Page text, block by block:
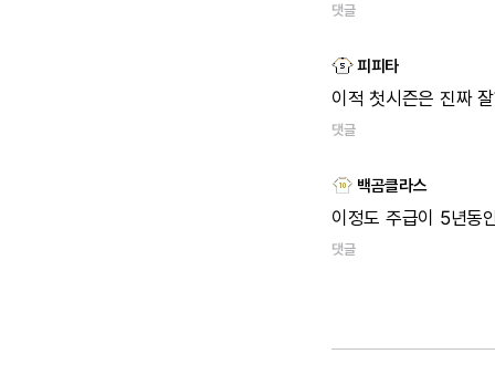
댓글
피피타
이적 첫시즌은 진짜
댓글
백곰클라스
이정도 주급이 5년동
댓글